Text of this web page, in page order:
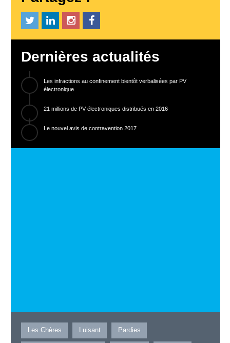
Dernières actualités
Les infractions au confinement bientôt verbalisées par PV
électronique
21 millions de PV électroniques distribués en 2016
Le nouvel avis de contravention 2017
Les Chères Luisant Pardies